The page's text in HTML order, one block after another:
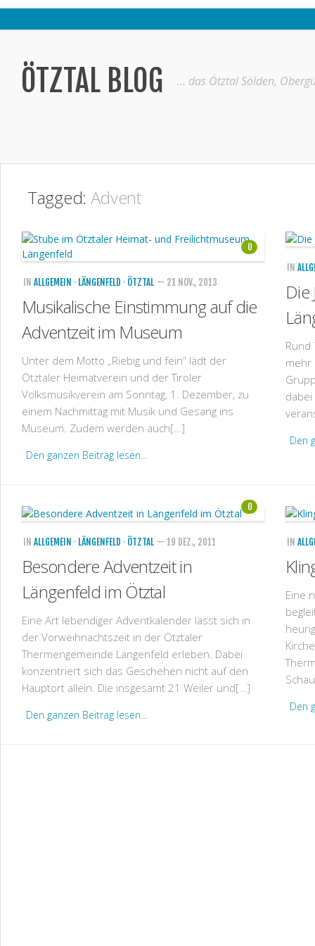
Ötztal
Interviews
Kostenloser Bustransfer ins Gletscherskigebiet von Sölden
Kontakt
Datenschutzerklärung
ÖTZTAL BLOG … das Ötztal Sölden,
Tagged: Advent
0
IN ALLGEMEIN · LÄNGENFELD · ÖTZTAL — 21 NOV., 2013
Musikalische Einstimmung auf die
Adventzeit im Museum
Unter dem Motto „Riebig und fein“ lädt der
Ötztaler Heimatverein und der Tiroler
Volksmusikverein am Sonntag, 1. Dezember, zu
einem Nachmittag mit Musik und Gesang ins
Museum. Zudem werden auch[…]
Den ganzen Beitrag lesen...
IN
Die
mehr
Den
0
IN ALLGEMEIN · LÄNGENFELD · ÖTZTAL — 19 DEZ., 2011
Besondere Adventzeit in
Längenfeld im Ötztal
Eine Art lebendiger Adventkalender lässt sich in
der Vorweihnachtszeit in der Ötztaler
Thermengemeinde Längenfeld erleben. Dabei
konzentriert sich das Geschehen nicht auf den
Hauptort allein. Die insgesamt 21 Weiler und[…]
Den ganzen Beitrag lesen...
IN
Eine
Den